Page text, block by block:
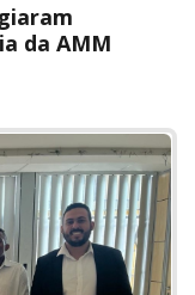
da AMM